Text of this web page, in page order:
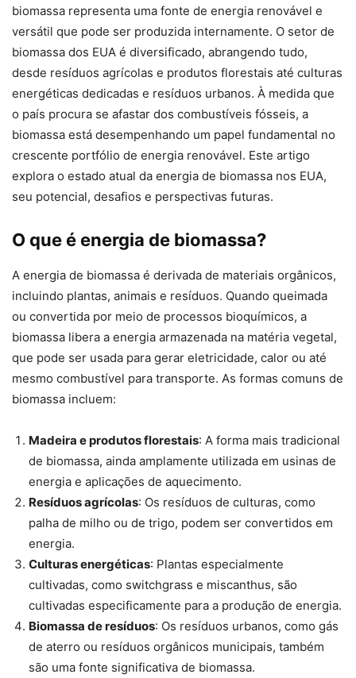
biomassa representa uma fonte de energia renovável e
versátil que pode ser produzida internamente. O setor de
biomassa dos EUA é diversificado, abrangendo tudo,
desde resíduos agrícolas e produtos florestais até culturas
energéticas dedicadas e resíduos urbanos. À medida que
o país procura se afastar dos combustíveis fósseis, a
biomassa está desempenhando um papel fundamental no
crescente portfólio de energia renovável. Este artigo
explora o estado atual da energia de biomassa nos EUA,
seu potencial, desafios e perspectivas futuras.
O que é energia de biomassa?
A energia de biomassa é derivada de materiais orgânicos,
incluindo plantas, animais e resíduos. Quando queimada
ou convertida por meio de processos bioquímicos, a
biomassa libera a energia armazenada na matéria vegetal,
que pode ser usada para gerar eletricidade, calor ou até
mesmo combustível para transporte. As formas comuns de
biomassa incluem:
Madeira e produtos florestais: A forma mais tradicional
de biomassa, ainda amplamente utilizada em usinas de
energia e aplicações de aquecimento.
Resíduos agrícolas: Os resíduos de culturas, como
palha de milho ou de trigo, podem ser convertidos em
energia.
Culturas energéticas: Plantas especialmente
cultivadas, como switchgrass e miscanthus, são
cultivadas especificamente para a produção de energia.
Biomassa de resíduos: Os resíduos urbanos, como gás
de aterro ou resíduos orgânicos municipais, também
são uma fonte significativa de biomassa.